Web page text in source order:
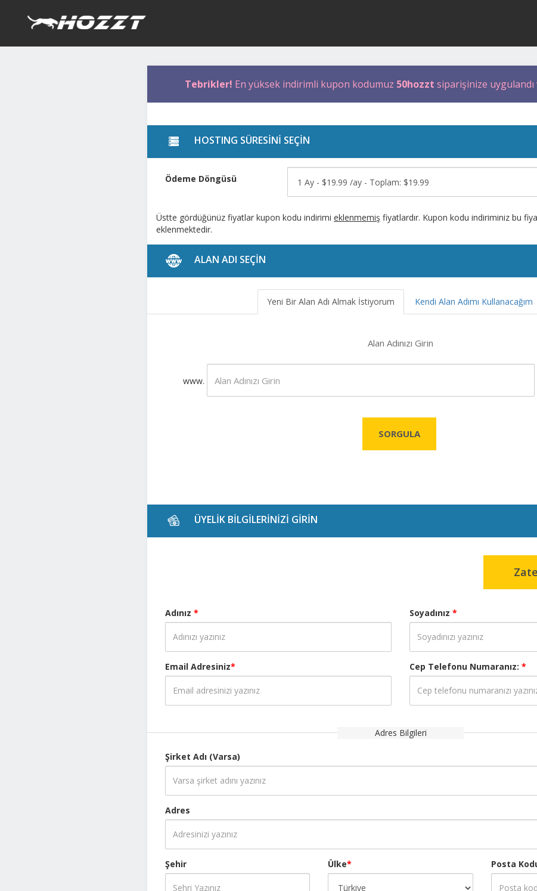
Tebrikler! En yüksek indirimli kupon kodumuz 50hozzt siparişinize
HOSTING SÜRESİNİ SEÇİN
Ödeme Döngüsü
Üstte gördüğünüz fiyatlar kupon kodu indirimi eklenmemiş fiyatlardır. Kupon kodu indiriminiz bu
eklenmektedir.
ALAN ADI SEÇİN
Yeni Bir Alan Adı Almak İstiyorum Kendi Alan Adımı Kullanacağım
Alan Adınızı Girin
www.
SORGULA
ÜYELİK BİLGİLERİNİZİ GİRİN
Adınız * Soyadınız *
Email Adresiniz* Cep Telefonu Numaranız: *
Adres Bilgileri
Şirket Adı (Varsa)
Adres
Şehir Ülke* Posta